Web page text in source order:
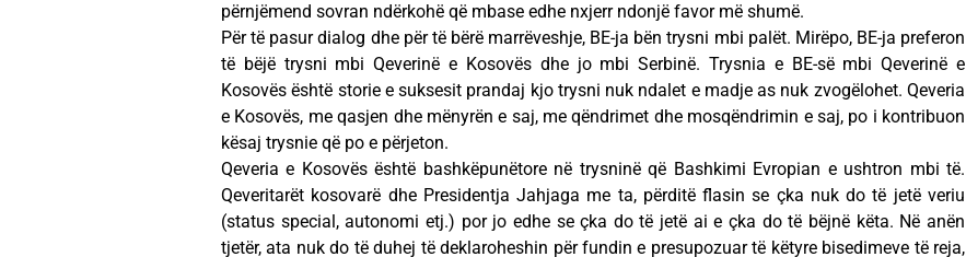
përnjëmend sovran ndërkohë që mbase edhe nxjerr ndonjë favor më shumë.
Për të pasur dialog dhe për të bërë marrëveshje, BE-ja bën trysni mbi palët. Mirëpo, BE-ja preferon
të bëjë trysni mbi Qeverinë e Kosovës dhe jo mbi Serbinë. Trysnia e BE-së mbi Qeverinë e
Kosovës është storie e suksesit prandaj kjo trysni nuk ndalet e madje as nuk zvogëlohet. Qeveria
e Kosovës, me qasjen dhe mënyrën e saj, me qëndrimet dhe mosqëndrimin e saj, po i kontribuon
kësaj trysnie që po e përjeton.
Qeveria e Kosovës është bashkëpunëtore në trysninë që Bashkimi Evropian e ushtron mbi të.
Qeveritarët kosovarë dhe Presidentja Jahjaga me ta, përditë flasin se çka nuk do të jetë veriu
(status special, autonomi etj.) por jo edhe se çka do të jetë ai e çka do të bëjnë këta. Në anën
tjetër, ata nuk do të duhej të deklaroheshin për fundin e presupozuar të këtyre bisedimeve të reja,